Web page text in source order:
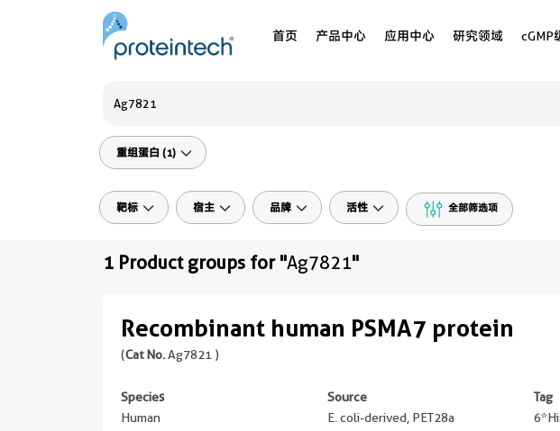
首页 产品中心 应用中心 研究领域 cGMP
重组蛋白 (1)
靶标 宿主 品牌 活性 全部筛选项
1 Product groups for "Ag7821"
Recombinant human PSMA7 protein
(Cat No.Ag7821 )
Species
Human
Source
E. coli-derived, PET28a
Tag